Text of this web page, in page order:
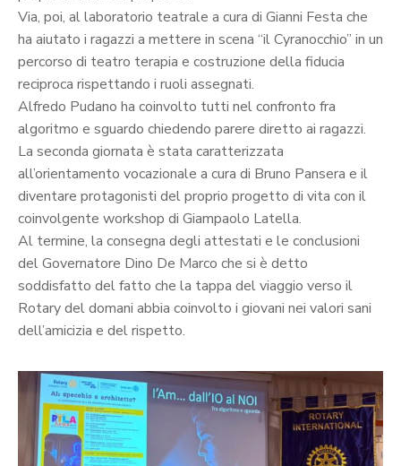
Via, poi, al laboratorio teatrale a cura di Gianni Festa che
ha aiutato i ragazzi a mettere in scena “il Cyranocchio” in un
percorso di teatro terapia e costruzione della fiducia
reciproca rispettando i ruoli assegnati.
Alfredo Pudano ha coinvolto tutti nel confronto fra
algoritmo e sguardo chiedendo parere diretto ai ragazzi.
La seconda giornata è stata caratterizzata
all’orientamento vocazionale a cura di Bruno Pansera e il
diventare protagonisti del proprio progetto di vita con il
coinvolgente workshop di Giampaolo Latella.
Al termine, la consegna degli attestati e le conclusioni
del Governatore Dino De Marco che si è detto
soddisfatto del fatto che la tappa del viaggio verso il
Rotary del domani abbia coinvolto i giovani nei valori sani
dell’amicizia e del rispetto.